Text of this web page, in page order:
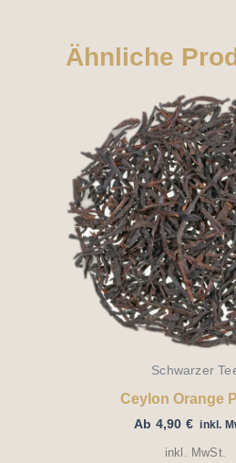
Ähnliche
Schwarzer
Ceylon Orange
Ab 4,90 € inkl.
inkl. MwSt.